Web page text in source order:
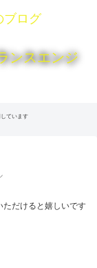
ンスエンジ
ています
だけると嬉しいです